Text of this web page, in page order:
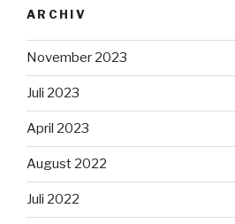
ARCHIV
November 2023
Juli 2023
April 2023
August 2022
Juli 2022